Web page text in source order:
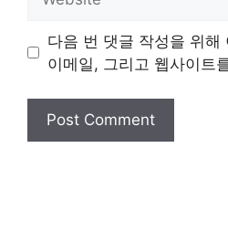
다음 번 댓글 작성을 위해
이메일, 그리고 웹사이트